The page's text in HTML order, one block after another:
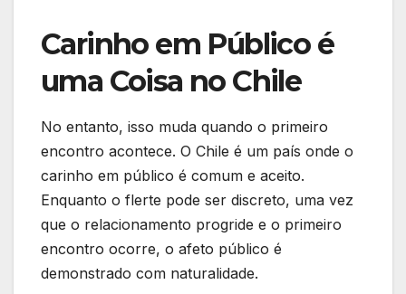
Carinho em Público é
uma Coisa no Chile
No entanto, isso muda quando o primeiro
encontro acontece. O Chile é um país onde o
carinho em público é comum e aceito.
Enquanto o flerte pode ser discreto, uma vez
que o relacionamento progride e o primeiro
encontro ocorre, o afeto público é
demonstrado com naturalidade.